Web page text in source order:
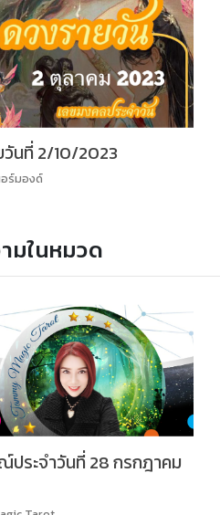
วันที่ 2/10/2023
ร์มองด์
มในหมวด
ระจำวันที่ 28 กรกฎาคม